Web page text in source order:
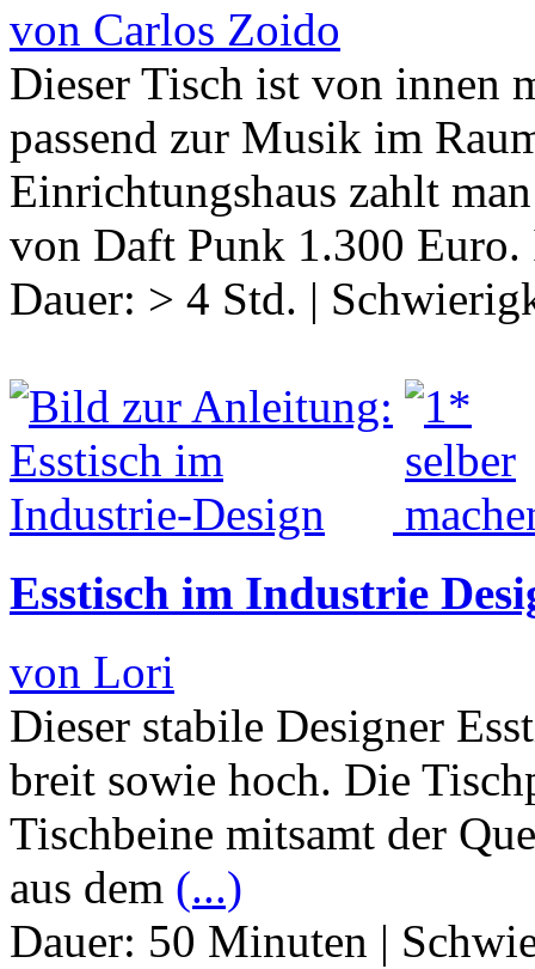
von Carlos Zoido
Dieser Tisch ist von innen
passend zur Musik im
Einrichtungshaus zahlt
von Daft Punk 1.300
Dauer: > 4 Std. |
Esstisch im Industrie
von Lori
Dieser stabile Designer
breit sowie hoch. Die
Tischbeine mitsamt der
aus dem (...)
Dauer: 50 Minuten |